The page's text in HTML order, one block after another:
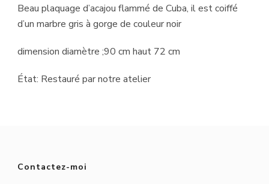
Beau plaquage d’acajou flammé de Cuba, il est coiffé
d’un marbre gris à gorge de couleur noir
dimension diamètre ;90 cm haut 72 cm
État: Restauré par notre atelier
Contactez-moi